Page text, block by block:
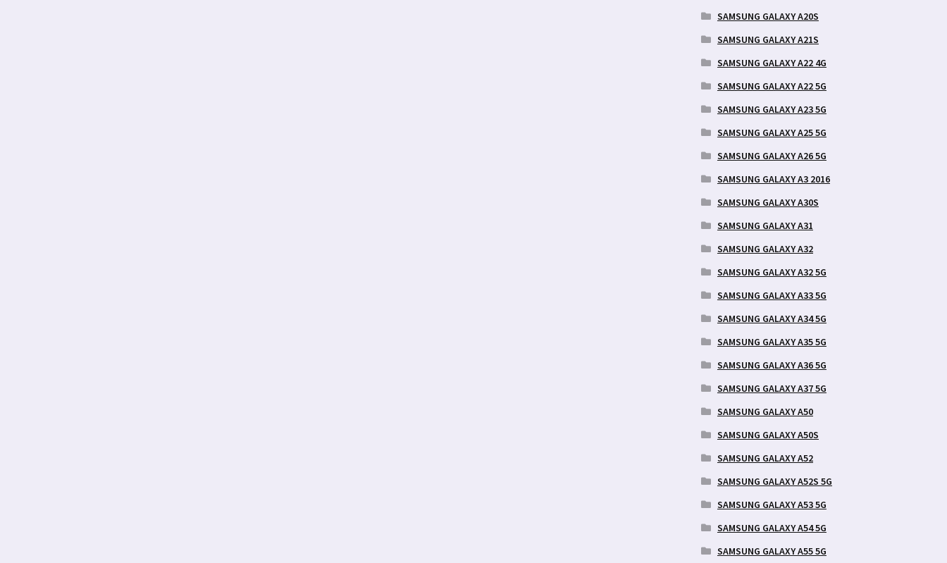
SAMSUNG GALAXY A20S
SAMSUNG GALAXY A21S
SAMSUNG GALAXY A22 4G
SAMSUNG GALAXY A22 5G
SAMSUNG GALAXY A23 5G
SAMSUNG GALAXY A25 5G
SAMSUNG GALAXY A26 5G
SAMSUNG GALAXY A3 2016
SAMSUNG GALAXY A30S
SAMSUNG GALAXY A31
SAMSUNG GALAXY A32
SAMSUNG GALAXY A32 5G
SAMSUNG GALAXY A33 5G
SAMSUNG GALAXY A34 5G
SAMSUNG GALAXY A35 5G
SAMSUNG GALAXY A36 5G
SAMSUNG GALAXY A37 5G
SAMSUNG GALAXY A50
SAMSUNG GALAXY A50S
SAMSUNG GALAXY A52
SAMSUNG GALAXY A52S 5G
SAMSUNG GALAXY A53 5G
SAMSUNG GALAXY A54 5G
SAMSUNG GALAXY A55 5G